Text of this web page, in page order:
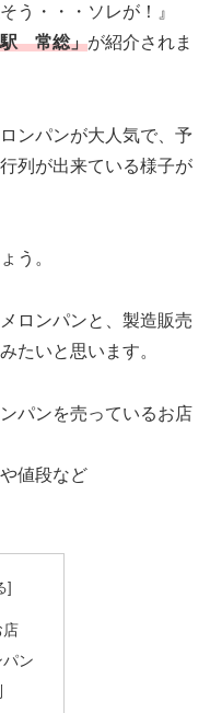
う・・・ソレが！』
駅 常総」が紹介されま
ンパンが大人気で、予
列が出来ている様子が
う。
ロンパンと、製造販売
たいと思います。
パンを売っているお店
値段など
店
ン